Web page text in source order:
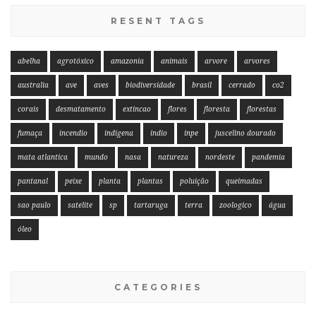
RESENT TAGS
abelha agrotóxico amazonia animais arvore arvores
australia ave aves biodiversidade brasil cerrado co2
corais desmatamento extincao flores floresta florestas
fumaça incendio indigena indio inpe juscelino dourado
mata atlantica mundo nasa natureza nordeste pandemia
pantanal peixe planta plantas poluição queimadas
sao paulo satelite sp tartaruga terra zoologico água
óleo
CATEGORIES